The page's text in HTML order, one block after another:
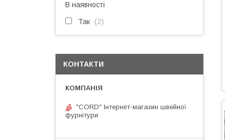
В наявності
Так 2
КОНТАКТИ
"CORD" Інтернет-магазин швейної
фурнітури